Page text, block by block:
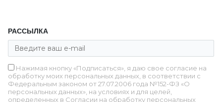
РАССЫЛКА
Нажимая кнопку «Подписаться», я даю свое согласие на
обработку моих персональных данных, в соответствии с
Федеральным законом от 27.07.2006 года №152-ФЗ «О
персональных данных», на условиях и для целей,
определенных в Согласии на обработку персональных